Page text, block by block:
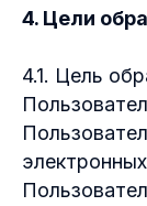
4. Цели
4.1. Цель